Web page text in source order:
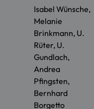
Isabel Wünsche,
Melanie
Brinkmann, U.
Rüter, U.
Gundlach,
Andrea
Pfingsten,
Bernhard
Borgetto